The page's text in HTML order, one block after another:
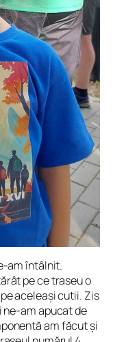
am întâlnit.
pe ce traseu o
aceleași cutii. Zis
ne-am apucat de
am făcut și